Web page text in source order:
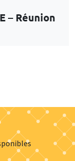
– Réunion